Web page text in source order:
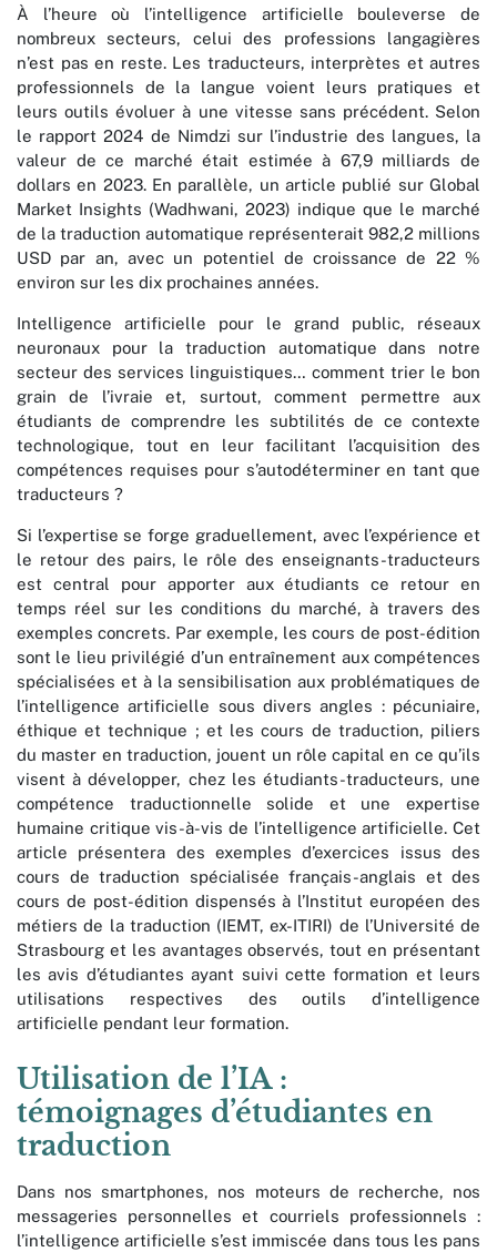
À l’heure où l’intelligence artificielle bouleverse de
nombreux secteurs, celui des professions langagières
n’est pas en reste. Les traducteurs, interprètes et autres
professionnels de la langue voient leurs pratiques et
leurs outils évoluer à une vitesse sans précédent. Selon
le rapport 2024 de Nimdzi sur l’industrie des langues, la
valeur de ce marché était estimée à 67,9 milliards de
dollars en 2023. En parallèle, un article publié sur Global
Market Insights (Wadhwani, 2023) indique que le marché
de la traduction automatique représenterait 982,2 millions
USD par an, avec un potentiel de croissance de 22 %
environ sur les dix prochaines années.
Intelligence artificielle pour le grand public, réseaux
neuronaux pour la traduction automatique dans notre
secteur des services linguistiques… comment trier le bon
grain de l’ivraie et, surtout, comment permettre aux
étudiants de comprendre les subtilités de ce contexte
technologique, tout en leur facilitant l’acquisition des
compétences requises pour s’autodéterminer en tant que
traducteurs ?
Si l’expertise se forge graduellement, avec l’expérience et
le retour des pairs, le rôle des enseignants-traducteurs
est central pour apporter aux étudiants ce retour en
temps réel sur les conditions du marché, à travers des
exemples concrets. Par exemple, les cours de post-édition
sont le lieu privilégié d’un entraînement aux compétences
spécialisées et à la sensibilisation aux problématiques de
l’intelligence artificielle sous divers angles : pécuniaire,
éthique et technique ; et les cours de traduction, piliers
du master en traduction, jouent un rôle capital en ce qu’ils
visent à développer, chez les étudiants-traducteurs, une
compétence traductionnelle solide et une expertise
humaine critique vis-à-vis de l’intelligence artificielle. Cet
article présentera des exemples d’exercices issus des
cours de traduction spécialisée français-anglais et des
cours de post-édition dispensés à l’Institut européen des
métiers de la traduction (IEMT, ex-ITIRI) de l’Université de
Strasbourg et les avantages observés, tout en présentant
les avis d’étudiantes ayant suivi cette formation et leurs
utilisations respectives des outils d’intelligence
artificielle pendant leur formation.
Utilisation de l’IA :
témoignages d’étudiantes en
traduction
Dans nos smartphones, nos moteurs de recherche, nos
messageries personnelles et courriels professionnels :
l’intelligence artificielle s’est immiscée dans tous les pans